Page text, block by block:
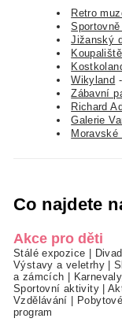
Retro
Jižanský
Wikyland
Zábavní
Richard
Galerie
Co najdete
Akce pro děti
Stálé expozice
Výstavy a veletrhy|
a zámcích
Sportovní aktivity|
Vzdělávání
program